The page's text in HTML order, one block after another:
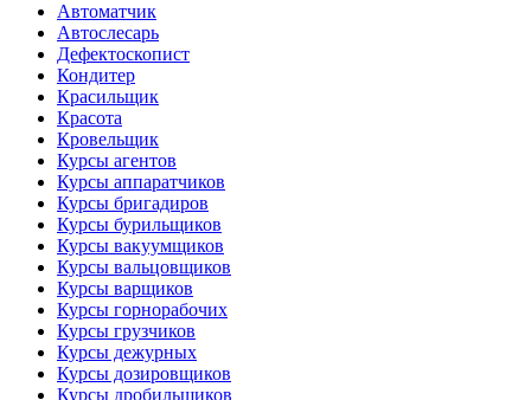
Автоматчик
Автослесарь
Дефектоскопист
Кондитер
Красильщик
Красота
Кровельщик
Курсы агентов
Курсы аппаратчиков
Курсы бригадиров
Курсы бурильщиков
Курсы вакуумщиков
Курсы вальцовщиков
Курсы варщиков
Курсы горнорабочих
Курсы грузчиков
Курсы дежурных
Курсы дозировщиков
Курсы дробильщиков